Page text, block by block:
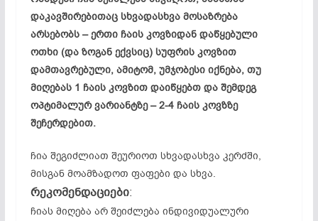
დაკავშირებითაც სხვადასხვა მოსაზრება
არსებობს – ერთი ჩაის კოვზიდან დაწყებული
ოთხი (და ზოგან ექვსიც) სუფრის კოვზით
დამთავრებული, ამიტომ, უმჯობესი იქნება, თუ
მიღებას 1 ჩაის კოვზით დაიწყებთ და შემდეგ
ოპტიმალურ ვარიანტზე – 2-4 ჩაის კოვზზე
შეჩერდებით.
ჩია შეგიძლიათ შეურიოთ სხვადასხვა კერძში,
მისგან მოამზადოთ ფაფები და სხვა.
რეკომენდაციები:
ჩიას მიღება არ შეიძლება ინდივიდუალური